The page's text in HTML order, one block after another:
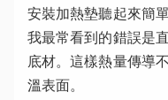
安裝加熱墊聽起來簡
我最常看到的錯誤是
底材。這樣熱量傳導
溫表面。